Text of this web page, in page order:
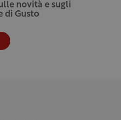
novità e sugli
di Gusto